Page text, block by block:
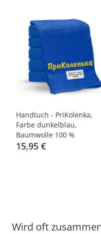
Handtuch - PriKolenka,
Farbe dunkelblau,
Baumwolle 100 %
15,95 €
Wird oft